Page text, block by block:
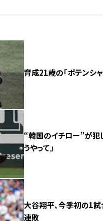
育成21歳の「ポテンシ
“韓国のイチロー”が犯
うやって」
大谷翔平、今季初の1
連敗